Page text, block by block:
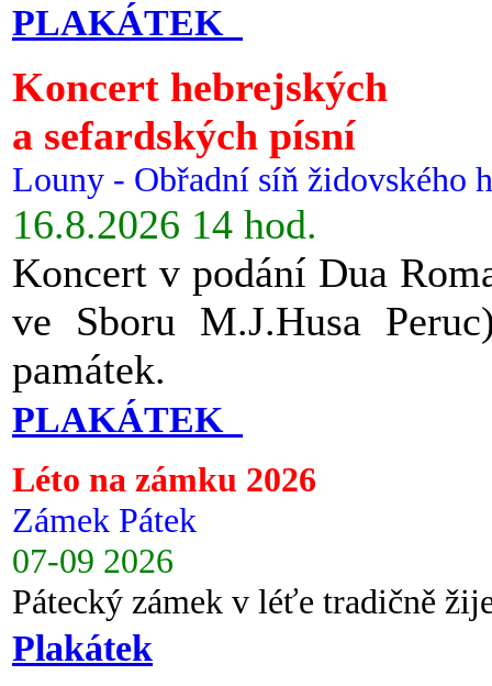
PLAKÁTEK
Koncert hebrejských
a sefardských písní
Louny - Obřadní síň židovského
16.8.2026 14 hod.
Koncert v podání Dua
ve Sboru M.J.Husa
památek.
PLAKÁTEK
Léto na zámku 2026
Zámek Pátek
07-09 2026
Pátecký zámek v léťe tradičně
Plakátek